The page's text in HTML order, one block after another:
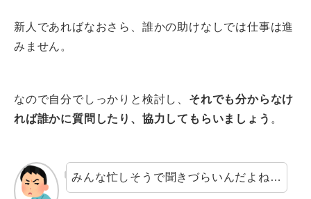
新人であればなおさら、誰かの助けなしでは仕事は進
みません。
なので自分でしっかりと検討し、 それでも分からなけ
れば誰かに質問したり、協力してもらいましょう 。
みんな忙しそうで聞きづらいんだよね…